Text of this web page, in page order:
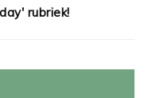
rubriek!